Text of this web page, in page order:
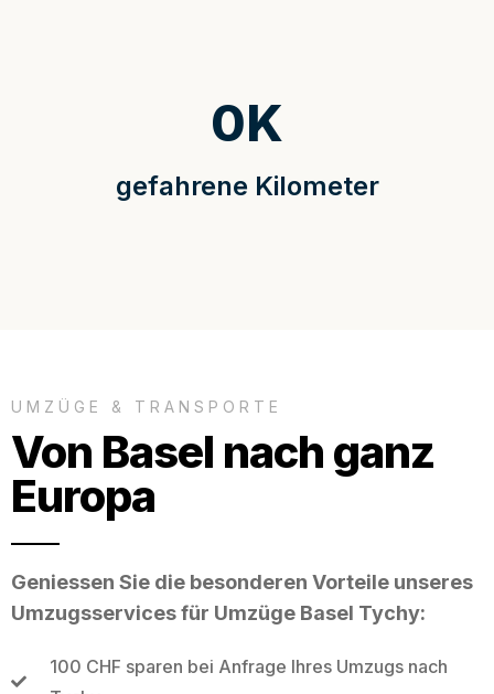
gefahrene Kilometer
0K
UMZÜGE & TRANSPORTE
Von Basel nach ganz
Europa
Geniessen Sie die besonderen Vorteile unseres
Umzugsservices für Umzüge Basel Tychy:
100 CHF sparen bei Anfrage Ihres Umzugs nach